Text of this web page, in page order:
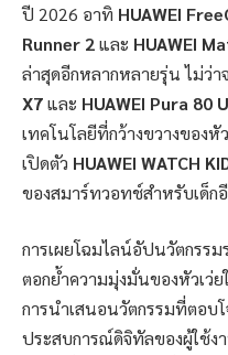
ปี 2026 อาทิ HUAWEI
Runner 2และ HUAWEI
ล่าสุดอีกหลากหลายรุ่น ไม่ว่า
X7และ HUAWEI Pura 80
เทคโนโลยีที่กว้างขวางของ
เปิดตัว HUAWEI WATCH
ของสมาร์ทวอทช์สำหรับเด็ก
การเผยโฉมไลน์อัปนวัตกรร
ตอกย้ำความมุ่งมั่นของหัวเว่
การนำเสนอนวัตกรรมที่ตอบ
ประสบการณ์ดิจิทัลของผู้ใช้ง